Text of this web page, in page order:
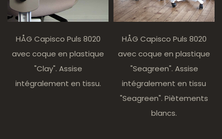
HÅG Capisco Puls 8020
avec coque en plastique
"Clay". Assise
intégralement en tissu.
HÅG Capisco Puls 8020
avec coque en plastique
"Seagreen". Assise
intégralement en tissu
"Seagreen". Piètements
blancs.